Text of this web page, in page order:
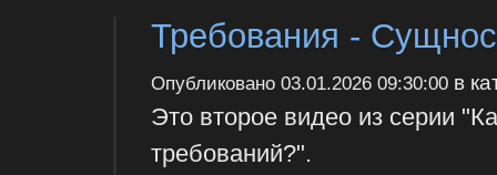
Требования -
Опубликовано 03.01.2026 09:30:00в
Это второе видео из серии
требований?".